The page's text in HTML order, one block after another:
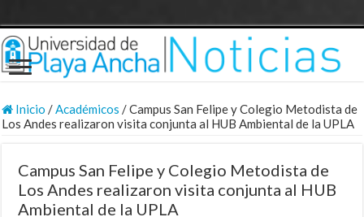
Inicio /Académicos /Campus San Felipe y Colegio Metodista de
Los Andes realizaron visita conjunta al HUB Ambiental de la UPLA
Campus San Felipe y Colegio Metodista de
Los Andes realizaron visita conjunta al HUB
Ambiental de la UPLA